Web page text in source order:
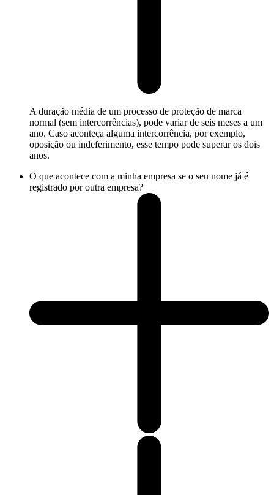
A duração média de um processo de proteção de marca
normal (sem intercorrências), pode variar de seis meses a um
ano. Caso aconteça alguma intercorrência, por exemplo,
oposição ou indeferimento, esse tempo pode superar os dois
anos.
O que acontece com a minha empresa se o seu nome já é
registrado por outra empresa?